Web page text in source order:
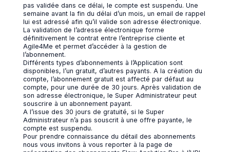
pas validée dans ce délai, le compte est suspendu. Une
semaine avant la fin du délai d’un mois, un email de rappel
lui est adressé afin qu’il valide son adresse électronique.
La validation de l’adresse électronique forme
définitivement le contrat entre l’entreprise cliente et
Agile4Me et permet d’accéder à la gestion de
l’abonnement.
Différents types d’abonnements à l’Application sont
disponibles, l’un gratuit, d’autres payants. A la création du
compte, l’abonnement gratuit est affecté par défaut au
compte, pour une durée de 30 jours. Après validation de
son adresse électronique, le Super Administrateur peut
souscrire à un abonnement payant.
A l’issue des 30 jours de gratuité, si le Super
Administrateur n’a pas souscrit à une offre payante, le
compte est suspendu.
Pour prendre connaissance du détail des abonnements
nous vous invitons à vous reporter à la page de